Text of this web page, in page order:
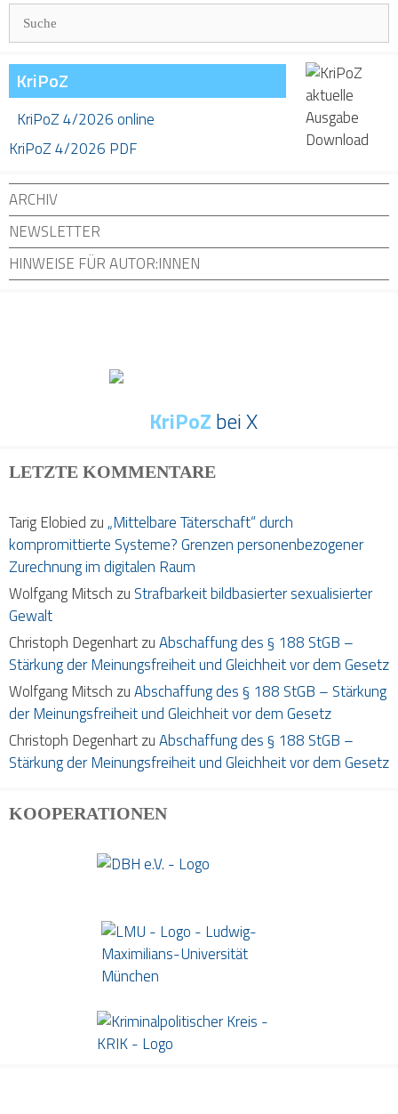
Suchen
nach:
KriPoZ
KriPoZ 4/2026 online
KriPoZ 4/2026 PDF
ARCHIV
NEWSLETTER
HINWEISE FÜR AUTOR:INNEN
KriPoZbei X
LETZTE KOMMENTARE
Tarig Elobied zu„Mittelbare Täterschaft“ durch
kompromittierte Systeme? Grenzen personenbezogener
Zurechnung im digitalen Raum
Wolfgang Mitsch zu Strafbarkeit bildbasierter sexualisierter
Gewalt
Christoph DegenhartzuAbschaffung des § 188 StGB –
Stärkung der Meinungsfreiheit und Gleichheit vor dem Gesetz
Wolfgang Mitsch zuAbschaffung des § 188 StGB – Stärkung
der Meinungsfreiheit und Gleichheit vor dem Gesetz
Christoph DegenhartzuAbschaffung des § 188 StGB –
Stärkung der Meinungsfreiheit und Gleichheit vor dem Gesetz
KOOPERATIONEN